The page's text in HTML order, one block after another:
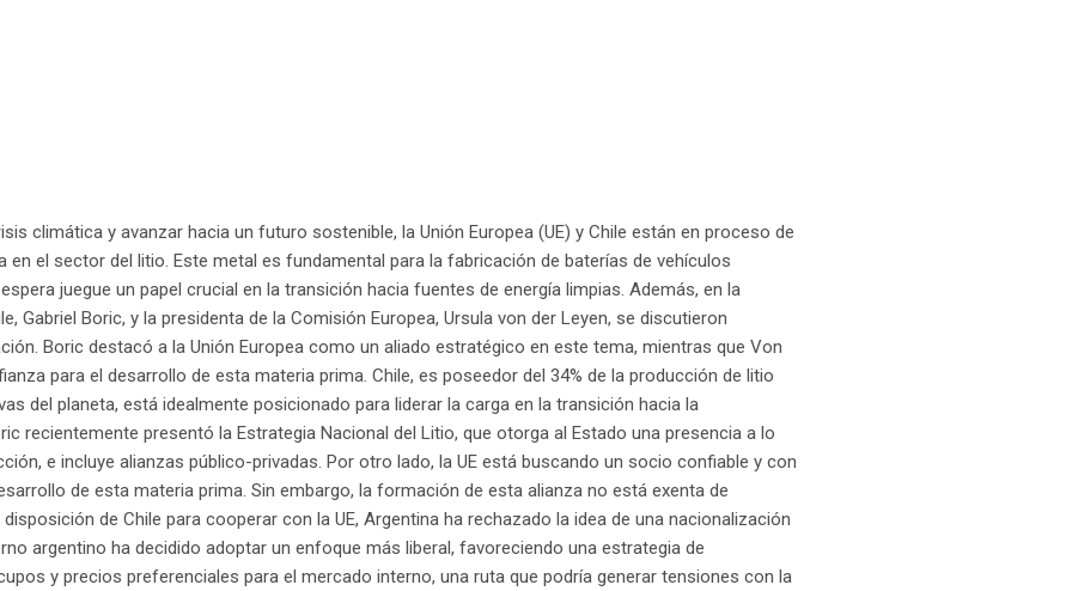
climática y avanzar hacia un futuro sostenible, la Unión Europea (UE) y Chile están en proceso de
en el sector del litio. Este metal es fundamental para la fabricación de baterías de vehículos
juegue un papel crucial en la transición hacia fuentes de energía limpias. Además, en la
Gabriel Boric, y la presidenta de la Comisión Europea, Ursula von der Leyen, se discutieron
Boric destacó a la Unión Europea como un aliado estratégico en este tema, mientras que Von
para el desarrollo de esta materia prima. Chile, es poseedor del 34% de la producción de litio
del planeta, está idealmente posicionado para liderar la carga en la transición hacia la
recientemente presentó la Estrategia Nacional del Litio, que otorga al Estado una presencia a lo
e incluye alianzas público-privadas. Por otro lado, la UE está buscando un socio confiable y con
de esta materia prima. Sin embargo, la formación de esta alianza no está exenta de
de Chile para cooperar con la UE, Argentina ha rechazado la idea de una nacionalización
argentino ha decidido adoptar un enfoque más liberal, favoreciendo una estrategia de
y precios preferenciales para el mercado interno, una ruta que podría generar tensiones con la